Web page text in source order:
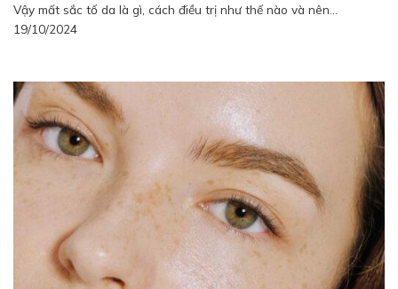
Vậy mất sắc tố da là gì, cách điều trị như thế nào và nên...
19/10/2024